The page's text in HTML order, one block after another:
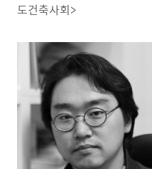
도건축사회>